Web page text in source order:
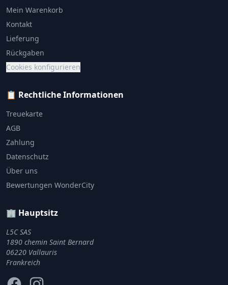
Mein Warenkorb
Kontakt
Lieferung
Rückgaben
Cookies konfigurieren
📋 Rechtliche Informationen
Treuekarte
AGB
Zahlung
Datenschutz
Über uns
Bewertungen WonderCity
🏢 Hauptsitz
L5C SAS
1890 chemin Saint Bernard
06220 Vallauris
Frankreich
FacebookInstagram